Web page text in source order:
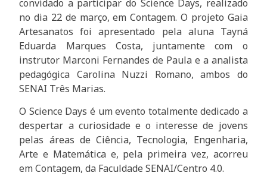
convidado a participar do Science Days, realizado
no dia 22 de março, em Contagem. O projeto Gaia
Artesanatos foi apresentado pela aluna Tayná
Eduarda Marques Costa, juntamente com o
instrutor Marconi Fernandes de Paula e a analista
pedagógica Carolina Nuzzi Romano, ambos do
SENAI Três Marias.
O Science Days é um evento totalmente dedicado a
despertar a curiosidade e o interesse de jovens
pelas áreas de Ciência, Tecnologia, Engenharia,
Arte e Matemática e, pela primeira vez, acorreu
em Contagem, da Faculdade SENAI/Centro 4.0.